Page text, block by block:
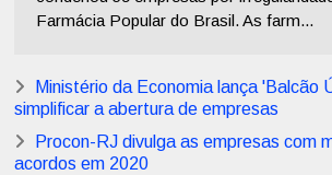
Farmácia Popular do Brasil. As farm...
Ministério da Economia lança 'Balcão
simplificar a abertura de empresas
Procon-RJ divulga as empresas com
acordos em 2020